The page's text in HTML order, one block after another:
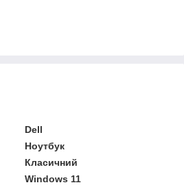
Dell
Ноутбук
Класичний
Windows 11